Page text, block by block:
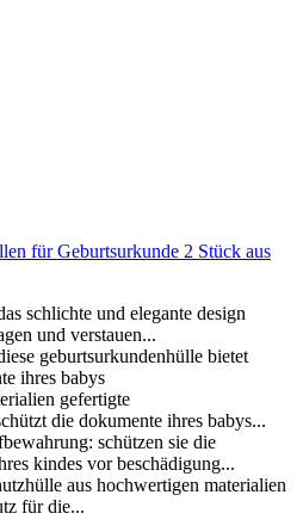
für Geburtsurkunde 2 Stück aus
schlichte und elegante design
und verstauen...
geburtsurkundenhülle bietet
ihres babys
gefertigte
die dokumente ihres babys...
schützen sie die
kindes vor beschädigung...
aus hochwertigen materialien
für die...